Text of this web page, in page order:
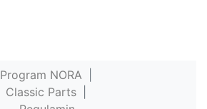
Program NORA
Classic Parts